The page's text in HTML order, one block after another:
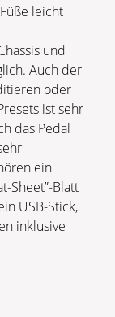
leicht
und
Auch der
oder
ist sehr
das Pedal
ein
Sheet”-Blatt
USB-Stick,
inklusive